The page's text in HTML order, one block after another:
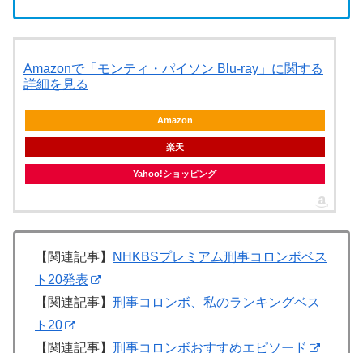
Amazonで「モンティ・パイソン Blu-ray」に関する
詳細を見る
Amazon
楽天
Yahoo!ショッピング
【関連記事】
NHKBSプレミアム刑事コロンボベス
ト20発表
【関連記事】 刑事コロンボ、私のランキングベス
ト20
【関連記事】 刑事コロンボおすすめエピソード